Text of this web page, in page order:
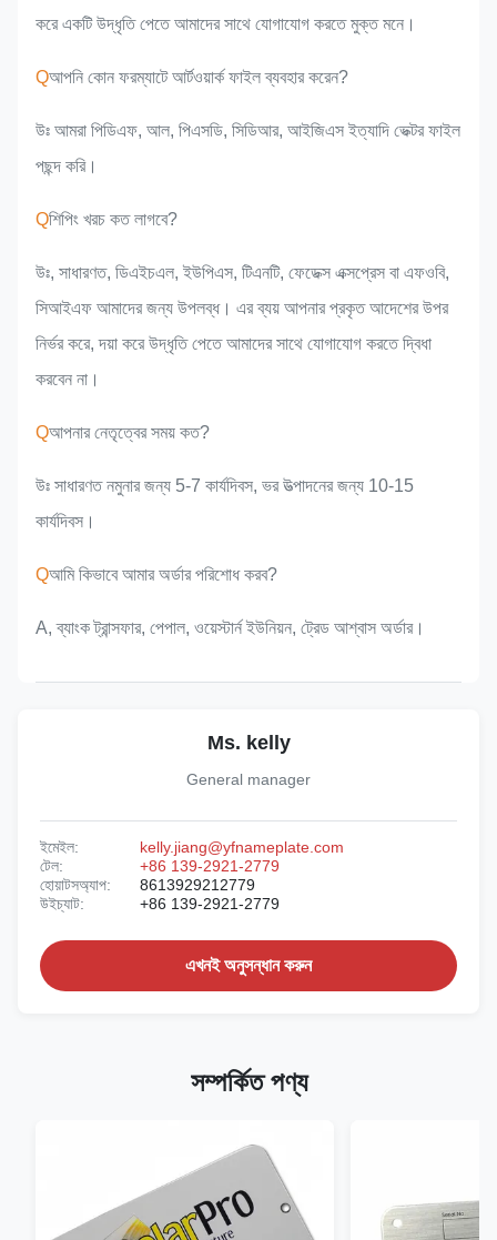
করে একটি উদ্ধৃতি পেতে আমাদের সাথে যোগাযোগ করতে মুক্ত মনে।
Qআপনি কোন ফরম্যাটে আর্টওয়ার্ক ফাইল ব্যবহার করেন?
উঃ আমরা পিডিএফ, আল, পিএসডি, সিডিআর, আইজিএস ইত্যাদি ভেক্টর ফাইল
পছন্দ করি।
Qশিপিং খরচ কত লাগবে?
উঃ, সাধারণত, ডিএইচএল, ইউপিএস, টিএনটি, ফেডেক্স এক্সপ্রেস বা এফওবি,
সিআইএফ আমাদের জন্য উপলব্ধ। এর ব্যয় আপনার প্রকৃত আদেশের উপর
নির্ভর করে, দয়া করে উদ্ধৃতি পেতে আমাদের সাথে যোগাযোগ করতে দ্বিধা
করবেন না।
Qআপনার নেতৃত্বের সময় কত?
উঃ সাধারণত নমুনার জন্য 5-7 কার্যদিবস, ভর উত্পাদনের জন্য 10-15
কার্যদিবস।
Qআমি কিভাবে আমার অর্ডার পরিশোধ করব?
A, ব্যাংক ট্রান্সফার, পেপাল, ওয়েস্টার্ন ইউনিয়ন, ট্রেড আশ্বাস অর্ডার।
Ms. kelly
General manager
ইমেইল:
kelly.jiang@yfnameplate.com
টেল:
+86 139-2921-2779
হোয়াটসঅ্যাপ:
8613929212779
উইচ্যাট:
+86 139-2921-2779
এখনই অনুসন্ধান করুন
সম্পর্কিত পণ্য